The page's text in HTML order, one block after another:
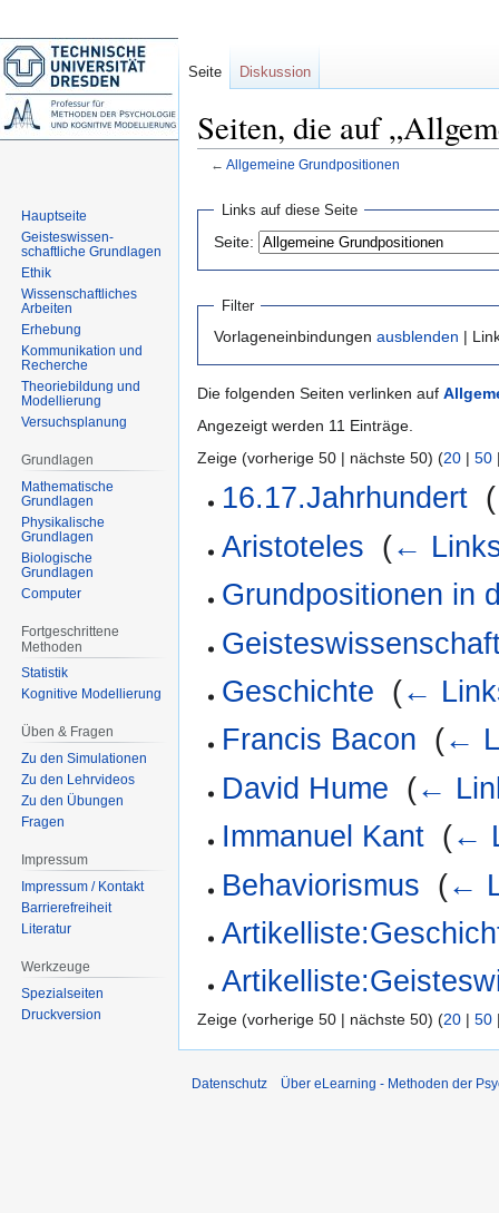
Seiten, die auf
← Allgemeine Grundpositionen
Navigation
springen
springen
Links auf diese Seite
Seite:
Filter
Vorlageneinbindungen ausblenden |
Die folgenden Seiten verlinken auf
Angezeigt werden 11 Einträge.
Zeige (vorherige 50 | nächste 50) (20 | 50
16.17.Jahrhundert (
Aristoteles (←
Grundpositionen in
Geschichte (←
Francis Bacon (←
David Hume (←
Immanuel Kant (←
Behaviorismus (←
Zeige (vorherige 50 | nächste 50) (20 | 50
Seite Diskussion
Hauptseite
Geisteswissen-
schaftliche Grundlagen
Ethik
Wissenschaftliches
Arbeiten
Erhebung
Kommunikation und
Recherche
Theoriebildung und
Modellierung
Versuchsplanung
Grundlagen
Mathematische
Grundlagen
Physikalische
Grundlagen
Biologische
Grundlagen
Computer
Fortgeschrittene
Methoden
Statistik
Kognitive Modellierung
Üben & Fragen
Zu den Simulationen
Zu den Lehrvideos
Zu den Übungen
Fragen
Impressum
Impressum / Kontakt
Barrierefreiheit
Literatur
Werkzeuge
Spezialseiten
Druckversion
Datenschutz Über eLearning - Methoden der